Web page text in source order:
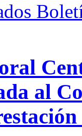
al